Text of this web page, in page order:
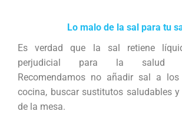
Lo malo de la sal para tu
Es verdad que la sal retiene
perjudicial para la salud
Recomendamos no añadir sal a
cocina, buscar sustitutos saludables
de la mesa.